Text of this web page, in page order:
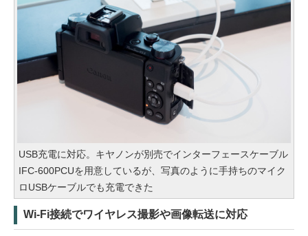
USB充電に対応。キヤノンが別売でインターフェースケーブル
IFC-600PCUを用意しているが、写真のように手持ちのマイク
ロUSBケーブルでも充電できた
Wi-Fi接続でワイヤレス撮影や画像転送に対応